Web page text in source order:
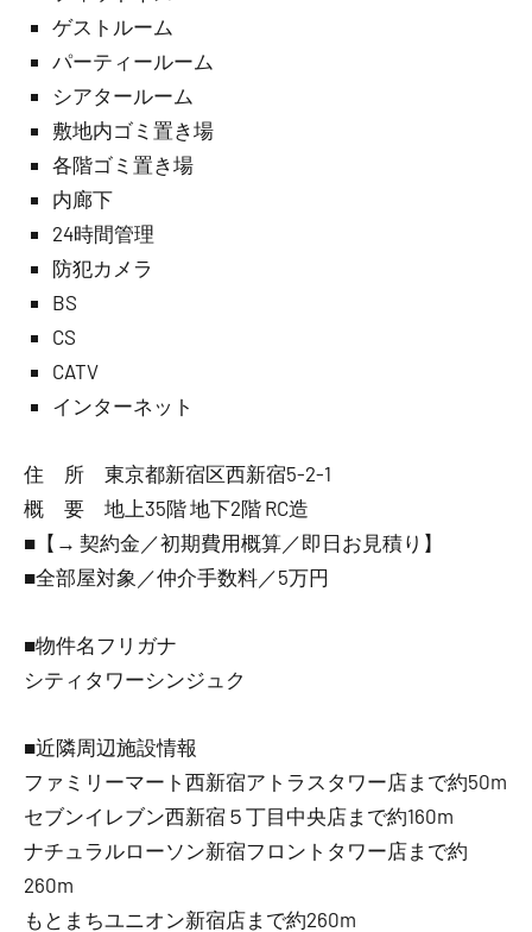
ゲストルーム
パーティールーム
シアタールーム
敷地内ゴミ置き場
各階ゴミ置き場
内廊下
24時間管理
防犯カメラ
BS
CS
CATV
インターネット
住 所 東京都新宿区西新宿5-2-1
概 要 地上35階 地下2階 RC造
■【→ 契約金／初期費用概算／即日お見積り】
■全部屋対象／仲介手数料／5万円
■物件名フリガナ
シティタワーシンジュク
■近隣周辺施設情報
ファミリーマート西新宿アトラスタワー店まで約50m
セブンイレブン西新宿５丁目中央店まで約160m
ナチュラルローソン新宿フロントタワー店まで約
260m
もとまちユニオン新宿店まで約260m